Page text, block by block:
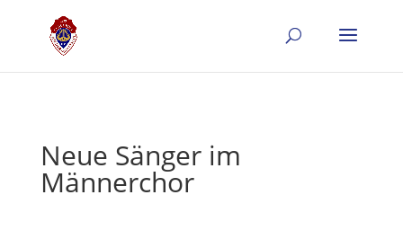
Neue Sänger im
Männerchor